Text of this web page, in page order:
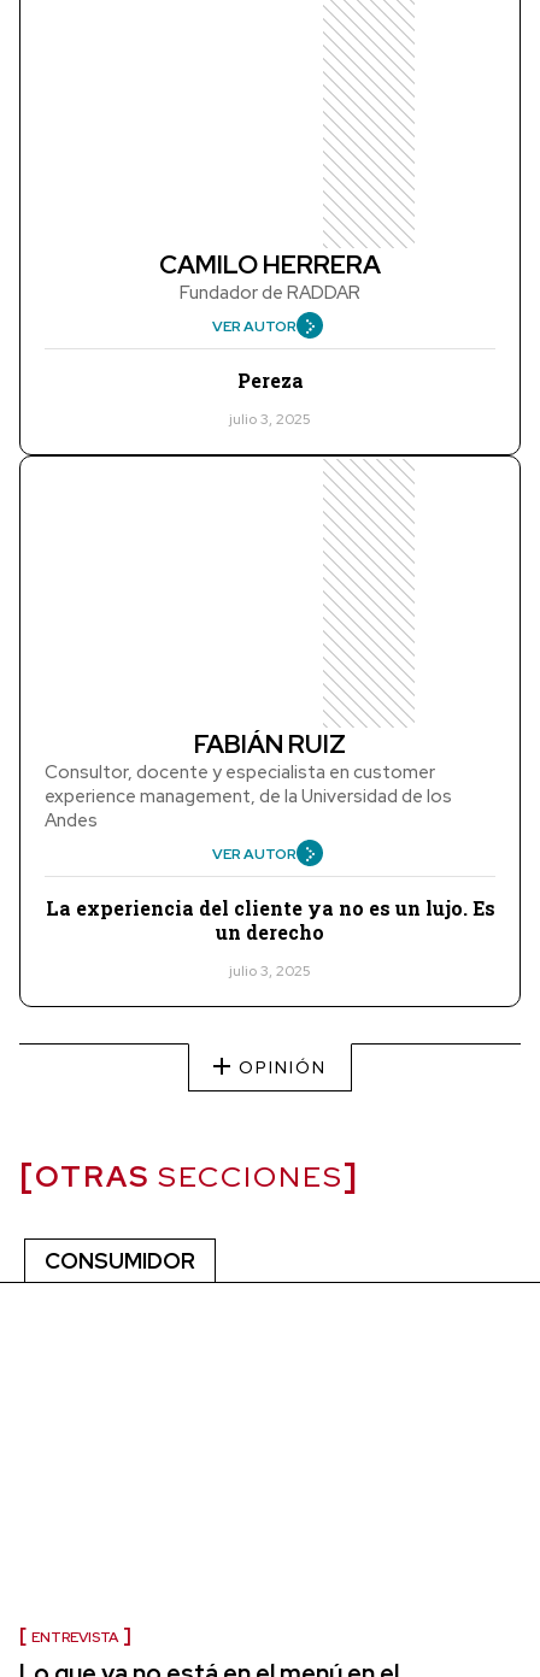
CAMILO HERRERA
Fundador de RADDAR
VER AUTOR
Pereza
julio 3, 2025
FABIÁN RUIZ
Consultor, docente y especialista en customer
experience management, de la Universidad de los
Andes
VER AUTOR
La experiencia del cliente ya no es un lujo. Es
un derecho
julio 3, 2025
OPINIÓN
OTRAS SECCIONES
CONSUMIDOR
ENTREVISTA